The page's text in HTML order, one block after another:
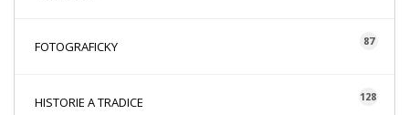
FOTOGRAFICKY 87
HISTORIE A TRADICE 128